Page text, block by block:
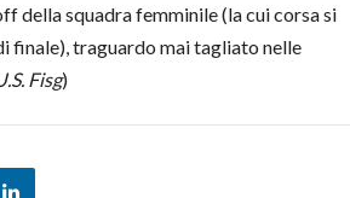
della squadra femminile (la cui corsa si
finale), traguardo mai tagliato nelle
Fisg)